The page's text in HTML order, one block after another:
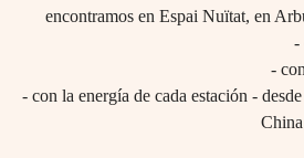
encontramos en Espai Nuïtat, en
-
-
- con la energía de cada estación -